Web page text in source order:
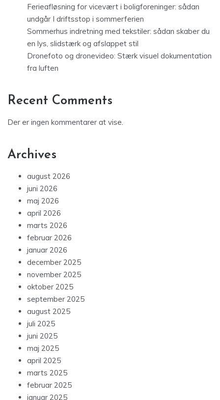
Ferieafløsning for vicevært i boligforeninger: sådan
undgår I driftsstop i sommerferien
Sommerhus indretning med tekstiler: sådan skaber du
en lys, slidstærk og afslappet stil
Dronefoto og dronevideo: Stærk visuel dokumentation
fra luften
Recent Comments
Der er ingen kommentarer at vise.
Archives
august 2026
juni 2026
maj 2026
april 2026
marts 2026
februar 2026
januar 2026
december 2025
november 2025
oktober 2025
september 2025
august 2025
juli 2025
juni 2025
maj 2025
april 2025
marts 2025
februar 2025
januar 2025